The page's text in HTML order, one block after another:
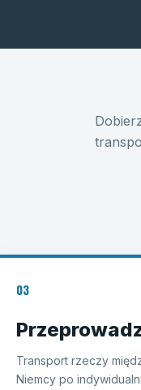
03
Transport rzeczy
Niemcy po